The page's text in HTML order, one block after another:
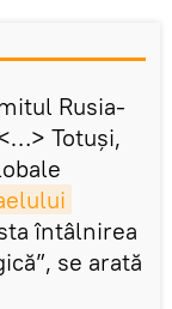
Rusia-
Totuși,
întâlnirea
se arată